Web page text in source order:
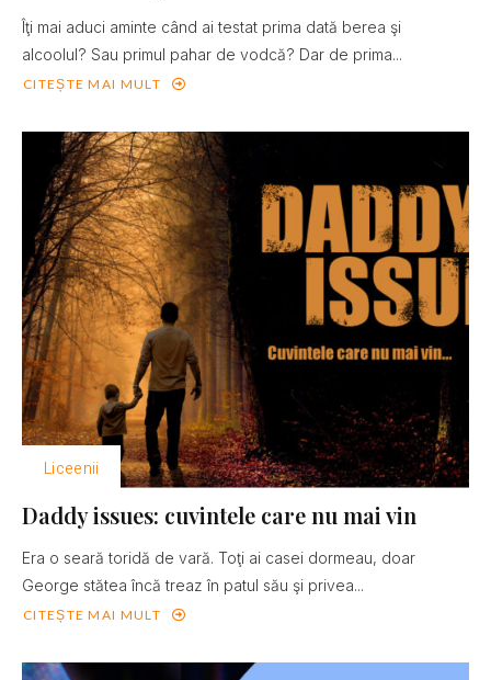
Îţi mai aduci aminte când ai testat prima dată berea şi
alcoolul? Sau primul pahar de vodcă? Dar de prima...
CITEȘTE MAI MULT
Liceenii
Daddy issues: cuvintele care nu mai vin
Era o seară toridă de vară. Toţi ai casei dormeau, doar
George stătea încă treaz în patul său şi privea...
CITEȘTE MAI MULT